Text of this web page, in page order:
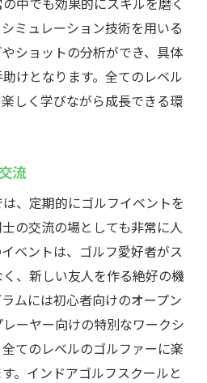
ミュレーション技術を用いる
ショットの分析ができ、具体
けとなります。全てのレベル
しく学びながら成長できる環
流
、定期的にゴルフイベントを
の交流の場としても非常に人
ベントは、ゴルフ愛好者がス
、新しい友人を作る絶好の機
ムには初心者向けのオープン
ーヤー向けの特別なワークシ
てのレベルのゴルファーに楽
。インドアゴルフスクールと